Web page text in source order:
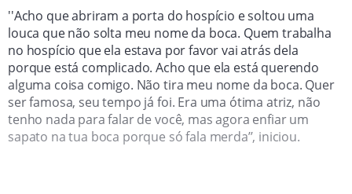
''Acho que abriram a porta do hospício e soltou uma
louca que não solta meu nome da boca. Quem trabalha
no hospício que ela estava por favor vai atrás dela
porque está complicado. Acho que ela está querendo
alguma coisa comigo. Não tira meu nome da boca. Quer
ser famosa, seu tempo já foi. Era uma ótima atriz, não
tenho nada para falar de você, mas agora enfiar um
sapato na tua boca porque só fala merda’’, iniciou.